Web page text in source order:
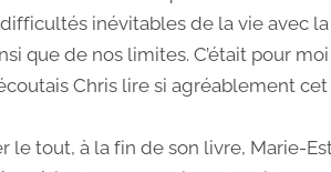
inévitables de la vie avec
que de nos limites. C’était pour
Chris lire si agréablement
le tout, à la fin de son livre, Marie-